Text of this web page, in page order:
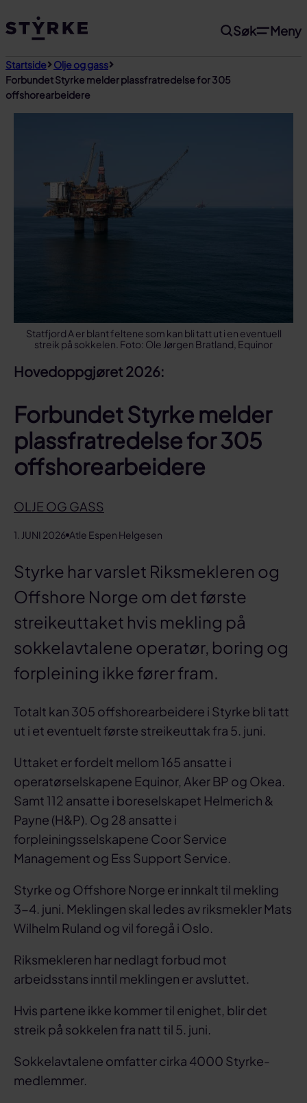
til
Søk Meny
Startside
Olje og gass
Forbundet Styrke melder plassfratredelse for 305
offshorearbeidere
Statfjord A er blant feltene som kan bli tatt ut i en eventuell
streik på sokkelen. Foto: Ole Jørgen Bratland, Equinor
Hovedoppgjøret 2026:
Forbundet Styrke melder
plassfratredelse for 305
offshorearbeidere
OLJE OG GASS
1. JUNI 2026 Atle Espen Helgesen
Styrke har varslet Riksmekleren og
Offshore Norge om det første
streikeuttaket hvis mekling på
sokkelavtalene operatør, boring og
forpleining ikke fører fram.
Totalt kan 305 offshorearbeidere i Styrke bli tatt
ut i et eventuelt første streikeuttak fra 5. juni.
Uttaket er fordelt mellom 165 ansatte i
operatørselskapene Equinor, Aker BP og Okea.
Samt 112 ansatte i boreselskapet Helmerich &
Payne (H&P). Og 28 ansatte i
forpleiningsselskapene Coor Service
Management og Ess Support Service.
Styrke og Offshore Norge er innkalt til mekling
3-4. juni. Meklingen skal ledes av riksmekler Mats
Wilhelm Ruland og vil foregå i Oslo.
Riksmekleren har nedlagt forbud mot
arbeidsstans inntil meklingen er avsluttet.
Hvis partene ikke kommer til enighet, blir det
streik på sokkelen fra natt til 5. juni.
Sokkelavtalene omfatter cirka 4000 Styrke-
medlemmer.